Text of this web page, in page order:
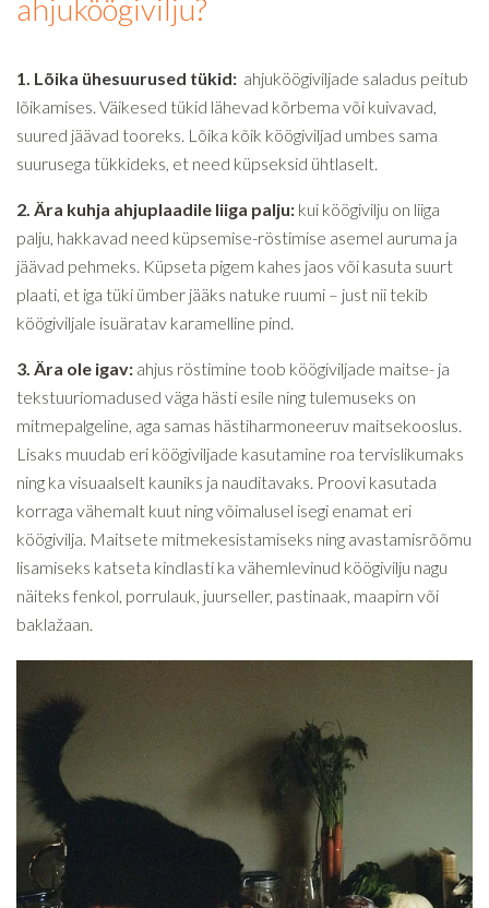
ahjuköögivilju?
1. Lõika ühesuurused tükid: ahjuköögiviljade saladus peitub
lõikamises. Väikesed tükid lähevad kõrbema või kuivavad,
suured jäävad tooreks. Lõika kõik köögiviljad umbes sama
suurusega tükkideks, et need küpseksid ühtlaselt.
2. Ära kuhja ahjuplaadile liiga palju: kui köögivilju on liiga
palju, hakkavad need küpsemise-röstimise asemel auruma ja
jäävad pehmeks. Küpseta pigem kahes jaos või kasuta suurt
plaati, et iga tüki ümber jääks natuke ruumi – just nii tekib
köögiviljale isuäratav karamelline pind.
3. Ära ole igav: ahjus röstimine toob köögiviljade maitse- ja
tekstuuriomadused väga hästi esile ning tulemuseks on
mitmepalgeline, aga samas hästiharmoneeruv maitsekooslus.
Lisaks muudab eri köögiviljade kasutamine roa tervislikumaks
ning ka visuaalselt kauniks ja nauditavaks. Proovi kasutada
korraga vähemalt kuut ning võimalusel isegi enamat eri
köögivilja. Maitsete mitmekesistamiseks ning avastamisrõõmu
lisamiseks katseta kindlasti ka vähemlevinud köögivilju nagu
näiteks fenkol, porrulauk, juurseller, pastinaak, maapirn või
baklažaan.